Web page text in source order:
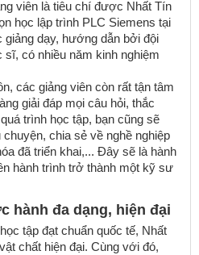
viên là tiêu chí được Nhất Tín
học lập trình PLC Siemens tại
dạy, hướng dẫn bởi đội
sĩ, có nhiều năm kinh nghiệm
các giảng viên còn rất tận tâm
giải đáp mọi câu hỏi, thắc
trình học tập, bạn cũng sẽ
chia sẻ về nghề nghiệp
đã triển khai,... Đây sẽ là hành
hành trình trở thành một kỹ sư
hành đa dạng, hiện đại
tập đạt chuẩn quốc tế, Nhất
chất hiện đại. Cùng với đó,